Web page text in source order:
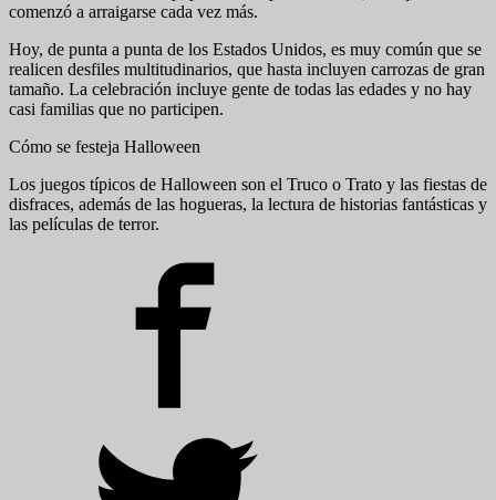
comenzó a arraigarse cada vez más.
Hoy, de punta a punta de los Estados Unidos, es muy común que se
realicen desfiles multitudinarios, que hasta incluyen carrozas de gran
tamaño. La celebración incluye gente de todas las edades y no hay
casi familias que no participen.
Cómo se festeja Halloween
Los juegos típicos de Halloween son el Truco o Trato y las fiestas de
disfraces, además de las hogueras, la lectura de historias fantásticas y
las películas de terror.